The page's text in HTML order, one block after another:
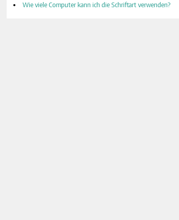
Wie viele Computer kann ich die Schriftart verwenden?